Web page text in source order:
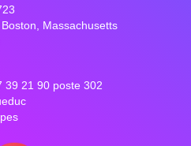
Massachusetts
39 21 90 poste 302